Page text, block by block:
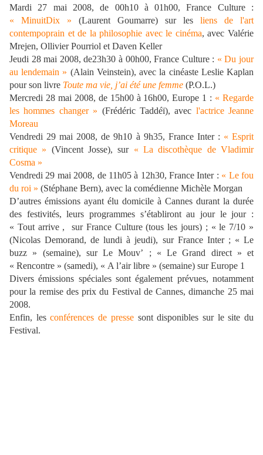
Mardi 27 mai 2008, de
00h10 à 01h00, France Culture :
« MinuitDix » (Laurent Goumarre) sur les
liens de l'art
contempoprain et de la philosophie avec le cinéma, avec Valérie
Mrejen, Ollivier Pourriol et Daven Keller
Jeudi 28 mai 2008, de23h30 à 00h00, France Culture : « Du jour
au lendemain » (Alain Veinstein), avec la cinéaste Leslie Kaplan
pour son livre Toute ma vie, j’ai été une femme (P.O.L.)
Mercredi 28 mai 2008, de 15h00 à 16h00, Europe 1 : « Regarde
les hommes changer » (Frédéric Taddéï), avec l'actrice Jeanne
Moreau
Vendredi 29 mai 2008, de 9h10 à 9h35, France Inter : « Esprit
critique » (Vincent Josse), sur « La discothèque de Vladimir
Cosma »
Vendredi 29 mai 2008, de 11h05 à 12h30, France Inter : « Le fou
du roi » (Stéphane Bern), avec la comédienne Michèle Morgan
D’autres émissions ayant élu domicile à Cannes durant la durée
des festivités, leurs programmes s’établiront au jour le jour :
« Tout arrive ,
sur France Culture (tous les jours) ; « le 7/10 »
(Nicolas Demorand, de lundi à jeudi), sur France Inter ; « Le
buzz » (semaine), sur Le Mouv’ ; « Le Grand direct » et
« Rencontre » (samedi), « A l’air libre » (semaine) sur Europe 1
Divers émissions spéciales sont également prévues, notamment
pour la remise des prix du Festival de Cannes, dimanche 25 mai
2008.
Enfin, les conférences de presse sont disponibles sur le site du
Festival.